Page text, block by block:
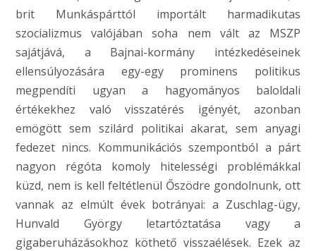
brit Munkáspárttól importált harmadikutas
szocializmus valójában soha nem vált az MSZP
sajátjává, a Bajnai-kormány intézkedéseinek
ellensúlyozására egy-egy prominens politikus
megpendíti ugyan a hagyományos baloldali
értékekhez való visszatérés igényét, azonban
emögött sem szilárd politikai akarat, sem anyagi
fedezet nincs. Kommunikációs szempontból a párt
nagyon régóta komoly hitelességi problémákkal
küzd, nem is kell feltétlenül Őszödre gondolnunk, ott
vannak az elmúlt évek botrányai: a Zuschlag-ügy,
Hunvald György letartóztatása vagy a
gigaberuházásokhoz köthető visszaélések. Ezek az